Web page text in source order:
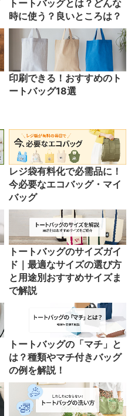
トートバッグとは？どんな
時に使う？良いところは？
印刷できる！おすすめのト
ートバッグ18選
レジ袋有料化で必需品に！
今必要なエコバッグ・マイ
バッグ
トートバッグのサイズガイ
ド｜最適なサイズの選び方
と用途別おすすめサイズま
で解説
トートバッグの「マチ」と
は？種類やマチ付きバッグ
の例を解説！